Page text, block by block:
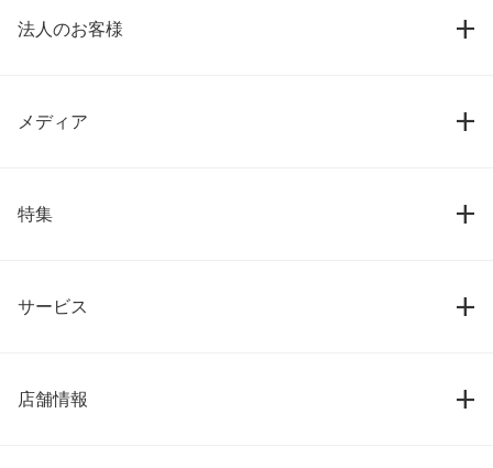
法人のお客様
メディア
特集
サービス
店舗情報